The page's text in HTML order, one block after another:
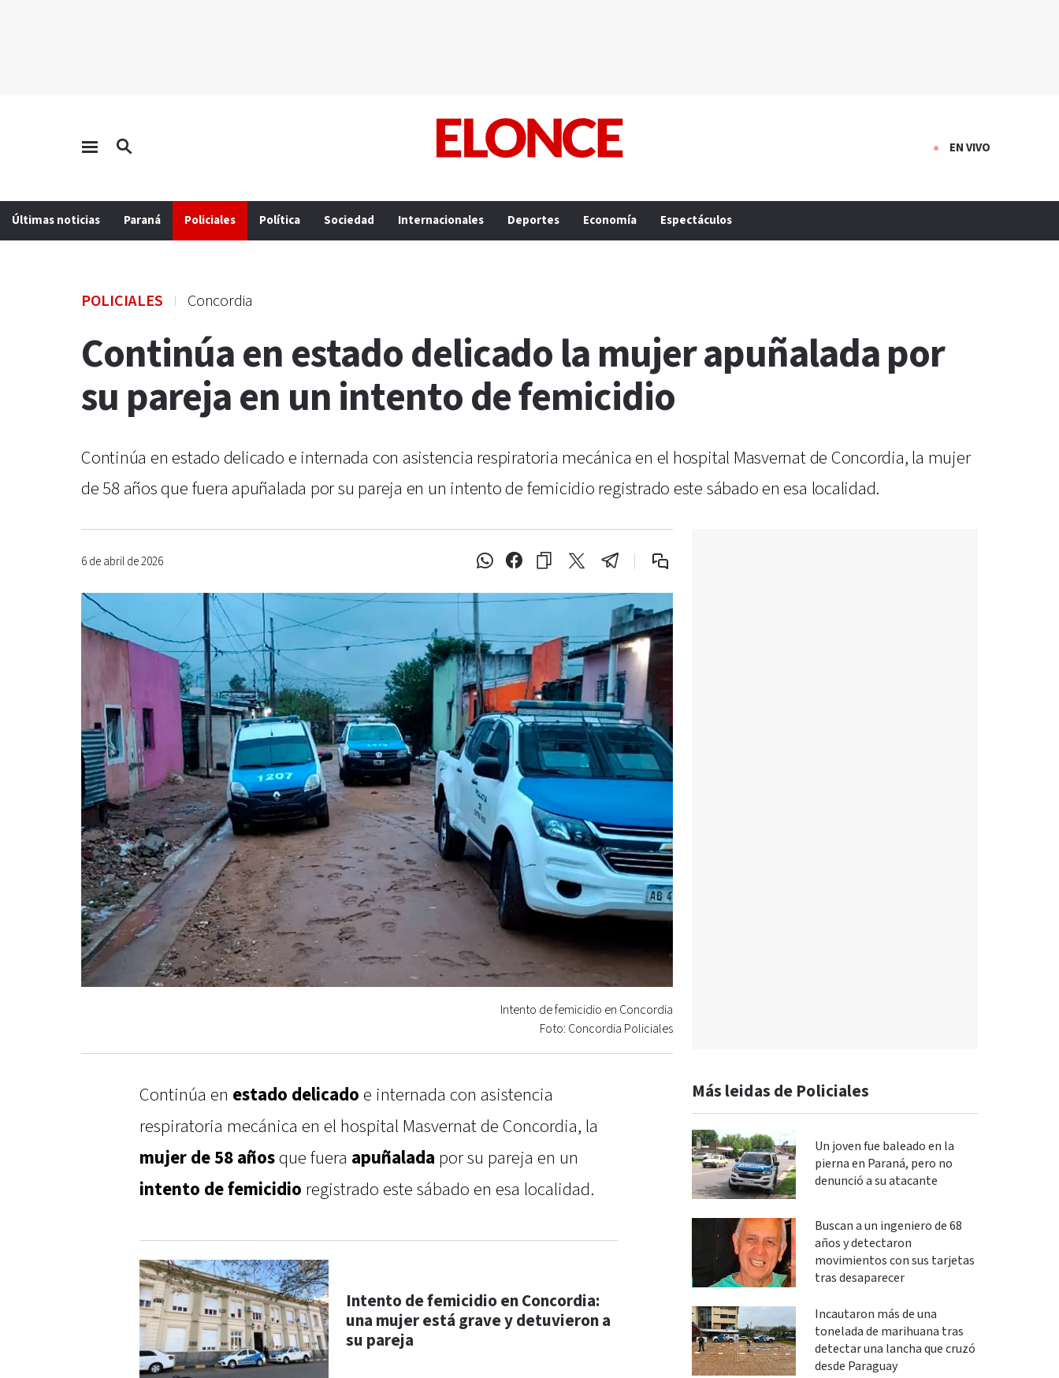
EN VIVO
Últimas noticias Paraná Policiales Política Sociedad Internacionales Deportes Economía Espectáculos
POLICIALES Concordia
Continúa en estado delicado la mujer apuñalada por
su pareja en un intento de femicidio
Continúa en estado delicado e internada con asistencia respiratoria mecánica en el hospital Masvernat de Concordia, la mujer
de 58 años que fuera apuñalada por su pareja en un intento de femicidio registrado este sábado en esa localidad.
6 de abril de 2026
Intento de femicidio en Concordia
Foto: Concordia Policiales
Continúa en estado delicado e internada con asistencia
respiratoria mecánica en el hospital Masvernat de Concordia, la
mujer de 58 añosque fuera apuñalada por su pareja en un
intento de femicidio registrado este sábado en esa localidad.
Intento de femicidio en Concordia:
una mujer está grave y detuvieron a
su pareja
Más leidas de Policiales
Un joven fue baleado en la
pierna en Paraná, pero no
denunció a su atacante
Buscan a un ingeniero de 68
años y detectaron
movimientos con sus tarjetas
tras desaparecer
Incautaron más de una
tonelada de marihuana tras
detectar una lancha que cruzó
desde Paraguay